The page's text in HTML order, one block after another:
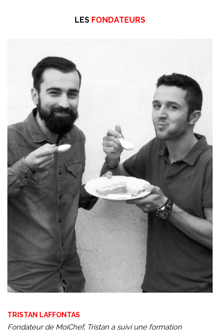
LES FONDATEURS
TRISTAN LAFFONTAS
Fondateur de MoiChef, Tristan a suivi une formation